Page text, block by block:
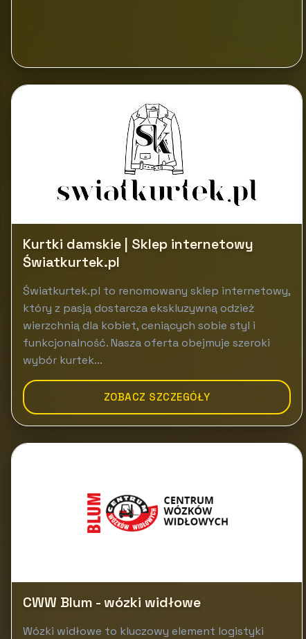
Kurtki damskie | Sklep internetowy
Światkurtek.pl
Światkurtek.pl to renomowany sklep internetowy,
który z pasją dostarcza ekskluzywną odzież
wierzchnią dla kobiet, ceniących sobie styl i
funkcjonalność. Nasza oferta obejmuje szeroki
wybór kurtek...
ZOBACZ SZCZEGÓŁY
CWW Blum - wózki widłowe
Wózki widłowe to kluczowy element logistyki